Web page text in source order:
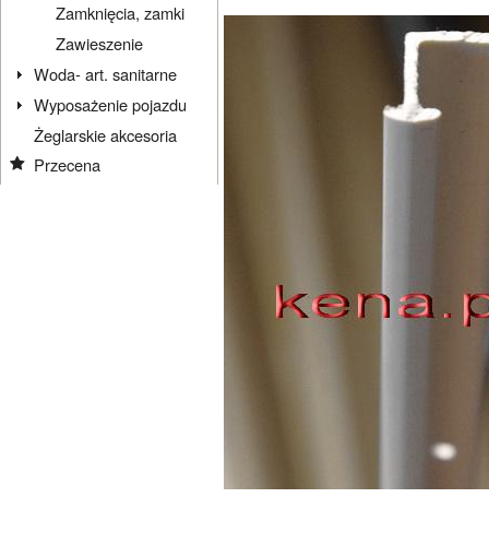
Zamknięcia, zamki
Zawieszenie
Woda- art. sanitarne
Wyposażenie pojazdu
Żeglarskie akcesoria
Przecena